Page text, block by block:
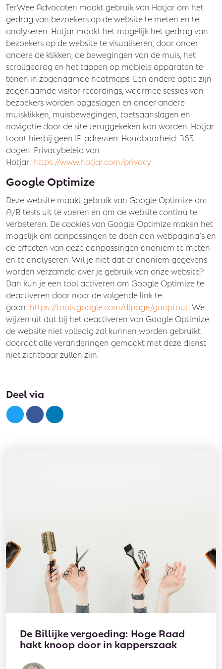
TerWee Advocaten maakt gebruik van Hotjar om het
gedrag van bezoekers op de website te meten en te
analyseren. Hotjar maakt het mogelijk het gedrag van
bezoekers op de website te visualiseren, door onder
andere de klikken, de bewegingen van de muis, het
scrollgedrag en het tappen op mobiele apparaten te
tonen in zogenaamde heatmaps. Een andere optie zijn
zogenaamde visitor recordings, waarmee sessies van
bezoekers worden opgeslagen en onder andere
muisklikken, muisbewegingen, toetsaanslagen en
navigatie door de site teruggekeken kan worden. Hotjar
toont hierbij geen IP-adressen. Houdbaarheid: 365
dagen. Privacybeleid van
Hotjar: https://www.hotjar.com/privacy
Google Optimize
Deze website maakt gebruik van Google Optimize om
A/B tests uit te voeren en om de website continu te
verbeteren. De cookies van Google Optimize maken het
mogelijk om aanpassingen te doen aan webpagina’s en
de effecten van deze aanpassingen anoniem te meten
en te analyseren. Wil je niet dat er anoniem gegevens
worden verzameld over je gebruik van onze website?
Dan kun je een tool activeren om Google Optimize te
deactiveren door naar de volgende link te
gaan: https://tools.google.com/dlpage/gaoptout. We
wijzen uit dat bij het deactiveren van Google Optimize
de website niet volledig zal kunnen worden gebruikt
doordat alle veranderingen gemaakt met deze dienst
niet zichtbaar zullen zijn.
Deel via
De Billijke vergoeding: Hoge Raad
hakt knoop door in kapperszaak